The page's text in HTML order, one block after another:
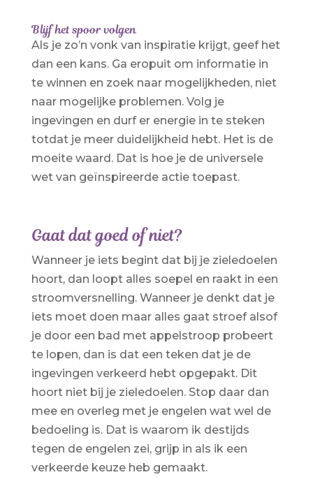
Blijf het spoor volgen
Als je zo’n vonk van inspiratie krijgt, geef het
dan een kans. Ga eropuit om informatie in
te winnen en zoek naar mogelijkheden, niet
naar mogelijke problemen. Volg je
ingevingen en durf er energie in te steken
totdat je meer duidelijkheid hebt. Het is de
moeite waard. Dat is hoe je de universele
wet van geïnspireerde actie toepast.
Gaat dat goed of niet?
Wanneer je iets begint dat bij je zieledoelen
hoort, dan loopt alles soepel en raakt in een
stroomversnelling. Wanneer je denkt dat je
iets moet doen maar alles gaat stroef alsof
je door een bad met appelstroop probeert
te lopen, dan is dat een teken dat je de
ingevingen verkeerd hebt opgepakt. Dit
hoort niet bij je zieledoelen. Stop daar dan
mee en overleg met je engelen wat wel de
bedoeling is. Dat is waarom ik destijds
tegen de engelen zei, grijp in als ik een
verkeerde keuze heb gemaakt.